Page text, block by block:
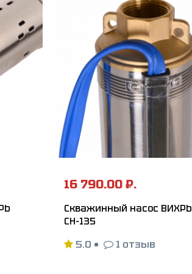
16 790.00 ₽.
Скважинный насос ВИХРЬ
СН-135
5.0 • 1 отзыв